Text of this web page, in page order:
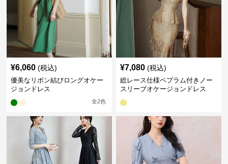
¥6,060 (税込)
優美なリボン結びロングオケー
ジョンドレス
全2色
¥7,080 (税込)
総レース仕様ペプラム付きノー
スリーブオケージョンドレス